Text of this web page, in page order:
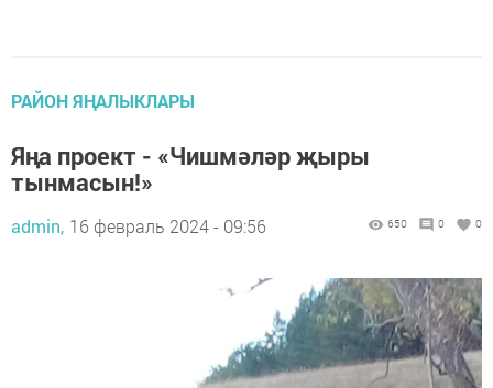
РАЙОН ЯҢАЛЫКЛАРЫ
Яңа проект - «Чишмәләр җыры
тынмасын!»
admin, 16 февраль 2024 - 09:56 650 0 0